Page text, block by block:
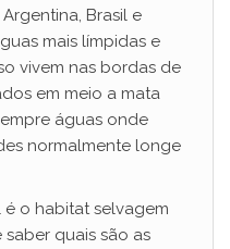
Brasil e
mais límpidas e
vivem nas bordas de
em meio a mata
águas onde
normalmente longe
o habitat selvagem
quais são as